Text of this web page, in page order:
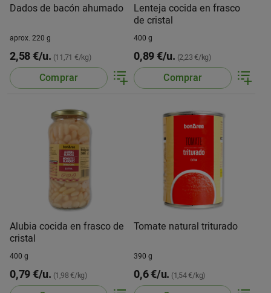
Dados de bacón ahumado
aprox. 220 g
2,58 €/u. (11,71 €/kg)
Comprar
Lenteja cocida en frasco
de cristal
400 g
0,89 €/u. (2,23 €/kg)
Comprar
Alubia cocida en frasco de
cristal
400 g
0,79 €/u. (1,98 €/kg)
Tomate natural triturado
390 g
0,6 €/u. (1,54 €/kg)